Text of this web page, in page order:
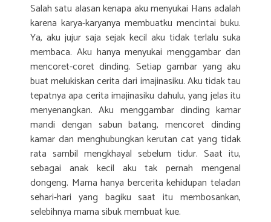
Salah satu alasan kenapa aku menyukai Hans adalah
karena karya-karyanya membuatku mencintai buku.
Ya, aku jujur saja sejak kecil aku tidak terlalu suka
membaca. Aku hanya menyukai menggambar dan
mencoret-coret dinding. Setiap gambar yang aku
buat melukiskan cerita dari imajinasiku. Aku tidak tau
tepatnya apa cerita imajinasiku dahulu, yang jelas itu
menyenangkan. Aku menggambar dinding kamar
mandi dengan sabun batang, mencoret dinding
kamar dan menghubungkan kerutan cat yang tidak
rata sambil mengkhayal sebelum tidur. Saat itu,
sebagai anak kecil aku tak pernah mengenal
dongeng. Mama hanya bercerita kehidupan teladan
sehari-hari yang bagiku saat itu membosankan,
selebihnya mama sibuk membuat kue.